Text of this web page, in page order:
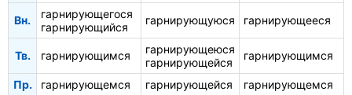
Вн.
гарнирующегося
гарнирующийся
гарнирующуюся гарнирующееся
Тв. гарнирующимся
гарнирующеюся
гарнирующейся
гарнирующимся
Пр. гарнирующемся гарнирующейся
гарнирующемся